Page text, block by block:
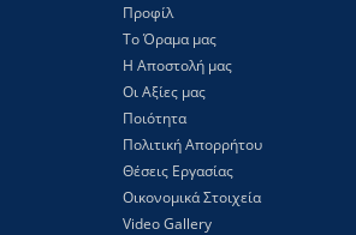
Προφίλ
Το Όραμα μας
Η Αποστολή μας
Οι Αξίες μας
Ποιότητα
Πολιτική Απορρήτου
Θέσεις Eργασίας
Οικονομικά Στοιχεία
Video Gallery